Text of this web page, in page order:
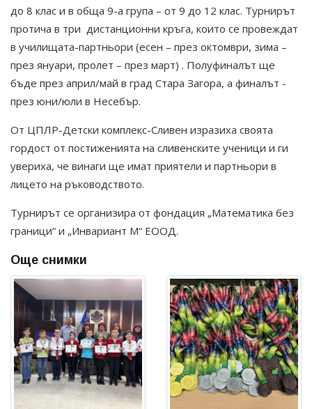
до 8 клас и в обща 9-а група – от 9 до 12 клас. Турнирът
протича в три дистанционни кръга, които се провеждат
в училищата-партньори (есен – през октомври, зима –
през януари, пролет – през март) . Полуфиналът ще
бъде през април/май в град Стара Загора, а финалът -
през юни/юли в Несебър.
От ЦПЛР-Детски комплекс-Сливен изразиха своята
гордост от постиженията на сливенските ученици и ги
увериха, че винаги ще имат приятели и партньори в
лицето на ръководството.
Турнирът се организира от фондация „Математика без
граници“ и „Инвариант М“ ЕООД.
Още снимки